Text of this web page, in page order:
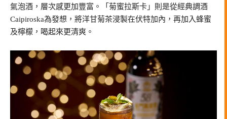
氣泡酒，層次感更加豐富。「菊蜜拉斯卡」則是從經典調酒
Caipiroska為發想，將洋甘菊茶浸製在伏特加內，再加入蜂蜜
及檸檬，喝起來更清爽。